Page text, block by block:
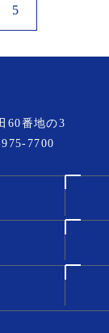
5
60番地の3
7700